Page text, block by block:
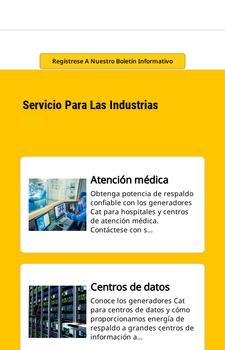
Regístrese A Nuestro Boletín Informativo
Servicio Para Las Industrias
Atención médica
Obtenga potencia de respaldo
confiable con los generadores
Cat para hospitales y centros
de atención médica.
Contáctese con s…
Centros de datos
Conoce los generadores Cat
para centros de datos y cómo
proporcionamos energía de
respaldo a grandes centros de
información a…